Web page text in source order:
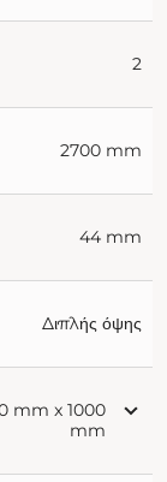
2
2700 mm
44 mm
Διπλής όψης
mm x 1000
mm